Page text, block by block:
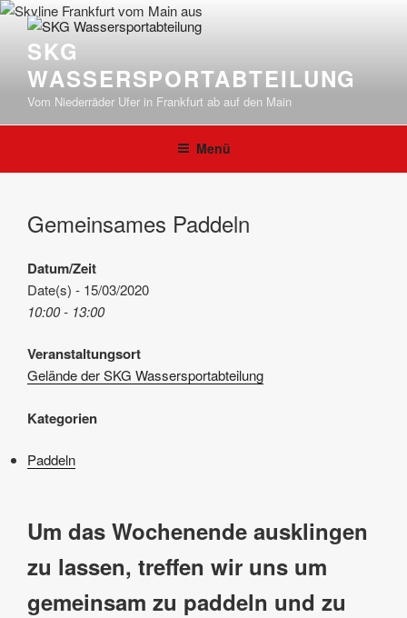
Zum
Inhalt
springenSKG
WASSERSPORTABTEILUNG
Vom Niederräder Ufer in Frankfurt ab auf den Main
Menü
Gemeinsames Paddeln
Datum/Zeit
Date(s) - 15/03/2020
10:00 - 13:00
Veranstaltungsort
Gelände der SKG Wassersportabteilung
Kategorien
Paddeln
Um das Wochenende ausklingen
zu lassen, treffen wir uns um
gemeinsam zu paddeln und zu